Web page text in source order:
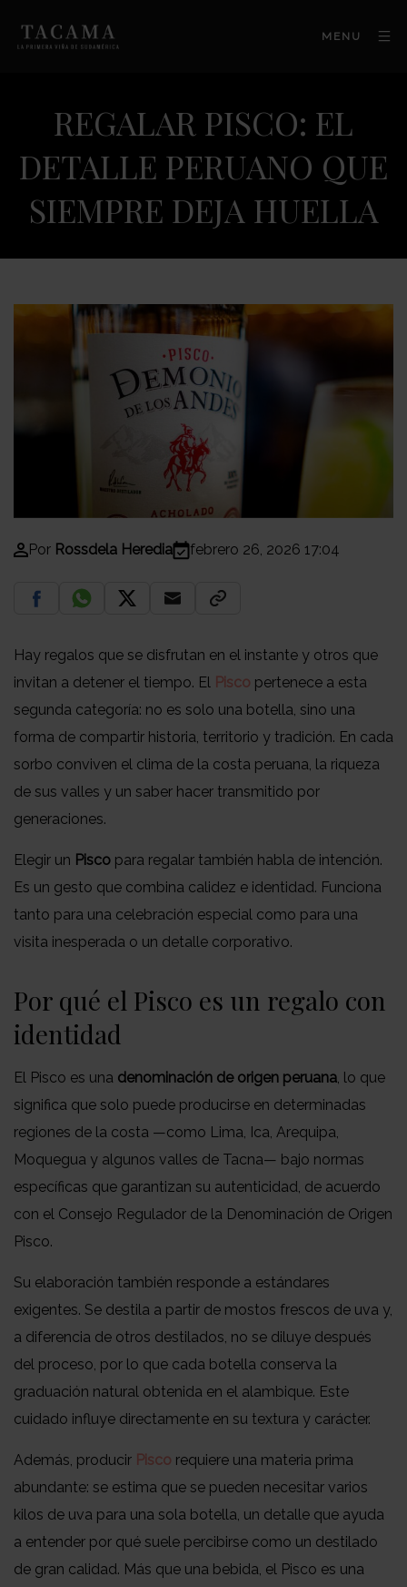
MENU
REGALAR PISCO: EL
DETALLE PERUANO QUE
SIEMPRE DEJA HUELLA
Por Rossdela Heredia febrero 26, 2026 17:04
Hay regalos que se disfrutan en el instante y otros que
invitan a detener el tiempo. El Pisco pertenece a esta
segunda categoría: no es solo una botella, sino una
forma de compartir historia, territorio y tradición. En cada
sorbo conviven el clima de la costa peruana, la riqueza
de sus valles y un saber hacer transmitido por
generaciones.
Elegir un Pisco para regalar también habla de intención.
Es un gesto que combina calidez e identidad. Funciona
tanto para una celebración especial como para una
visita inesperada o un detalle corporativo.
Por qué el Pisco es un regalo con
identidad
El Pisco es una denominación de origen peruana, lo que
significa que solo puede producirse en determinadas
regiones de la costa —como Lima, Ica, Arequipa,
Moquegua y algunos valles de Tacna— bajo normas
específicas que garantizan su autenticidad, de acuerdo
con el Consejo Regulador de la Denominación de Origen
Pisco.
Su elaboración también responde a estándares
exigentes. Se destila a partir de mostos frescos de uva y,
a diferencia de otros destilados, no se diluye después
del proceso, por lo que cada botella conserva la
graduación natural obtenida en el alambique. Este
cuidado influye directamente en su textura y carácter.
Además, producir Pisco requiere una materia prima
abundante: se estima que se pueden necesitar varios
kilos de uva para una sola botella, un detalle que ayuda
a entender por qué suele percibirse como un destilado
de gran calidad. Más que una bebida, el Pisco es una